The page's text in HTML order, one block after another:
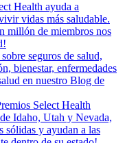
Health ayuda a
vidas más saludable.
millón de miembros nos
seguros de salud,
bienestar, enfermedades
en nuestro Blog de
Select Health
Idaho, Utah y Nevada,
sólidas y ayudan a las